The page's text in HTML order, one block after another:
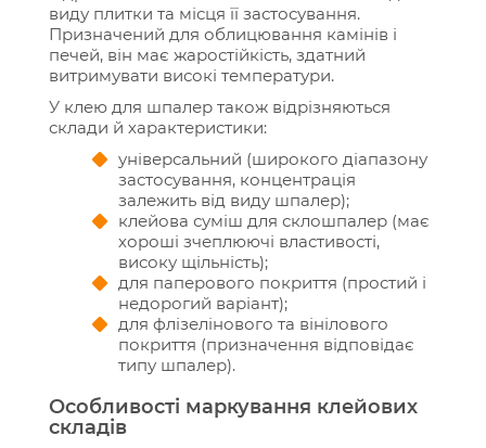
виду плитки та місця її застосування.
Призначений для облицювання камінів і
печей, він має жаростійкість, здатний
витримувати високі температури.
У клею для шпалер також відрізняються
склади й характеристики:
універсальний (широкого діапазону
застосування, концентрація
залежить від виду шпалер);
клейова суміш для склошпалер (має
хороші зчеплюючі властивості,
високу щільність);
для паперового покриття (простий і
недорогий варіант);
для флізелінового та вінілового
покриття (призначення відповідає
типу шпалер).
Особливості маркування клейових
складів